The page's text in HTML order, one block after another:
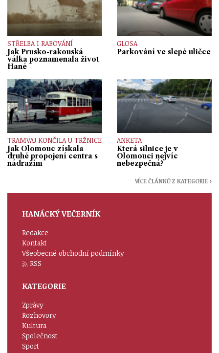
STŘELBA I RABOVÁNÍ
Jak Prusko-rakouská
válka poznamenala život
Hané
GLOSA
Parkování ve slepé uličce
TRAMVAJ KONČILA U TRŽNICE
Jak Olomouc získala
druhé propojení centra s
nádražím
ANKETA
Která silnice je v
Olomouci nejvíc
nebezpečná?
VÍCE ČLÁNKŮ Z KATEGORIE ›
HANÁCKÝ VEČERNÍK
Redakce
Kontakt
Všeobecné obchodní podmínky
RSS
KATEGORIE
Zprávy
Rozhovory
Kultura
Společnost
Sport